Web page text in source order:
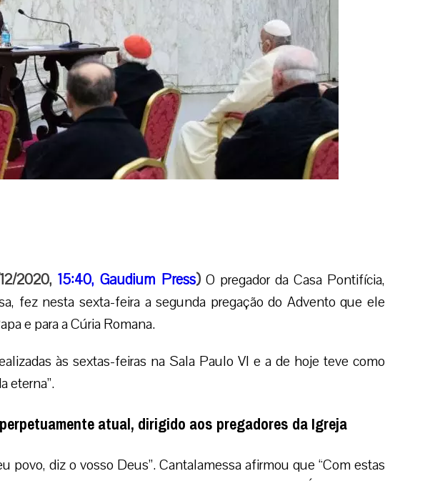
2020,15:40, Gaudium Press)O pregador da Casa Pontifícia,
fez nesta sexta-feira a segunda pregação do Advento que ele
e para a Cúria Romana.
às sextas-feiras na Sala Paulo VI e a de hoje teve como
eterna”.
atual, dirigido aos pregadores da Igreja
povo, diz o vosso Deus”. Cantalamessa afirmou que “Com estas